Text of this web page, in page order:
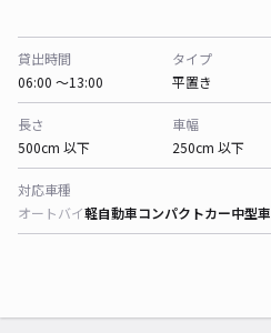
貸出時間
06:00 〜13:00
タイプ
平置き
長さ
500cm 以下
車幅
250cm 以下
対応車種
オートバイ軽自動車コンパクトカー中型車